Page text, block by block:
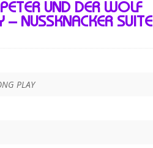
UND DER WOLF
– NUSSKNACKER SUITE
PLAY